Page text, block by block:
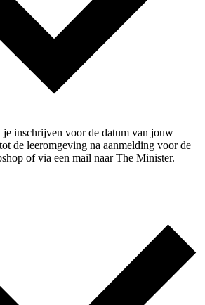
inschrijven voor de datum van jouw
de leeromgeving na aanmelding voor de
of via een mail naar The Minister.